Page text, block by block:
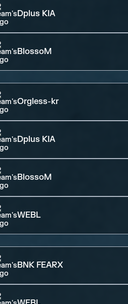
Dplus KIA
BlossoM
Orgless-kr
Dplus KIA
BlossoM
WEBL
BNK FEARX